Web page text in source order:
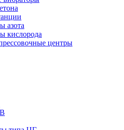
азота
кислорода
центры